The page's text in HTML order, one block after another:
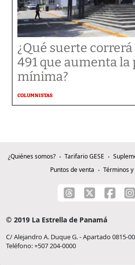
¿Qué suerte
491 que aumenta la
mínima?
COLUMNISTAS
¿Quiénes somos? Tarifario GESE
Puntos de venta
Términos
© 2019 La Estrella de Panamá
C/ Alejandro A. Duque G. - Apartado 0815-
Teléfono: +507 204-0000